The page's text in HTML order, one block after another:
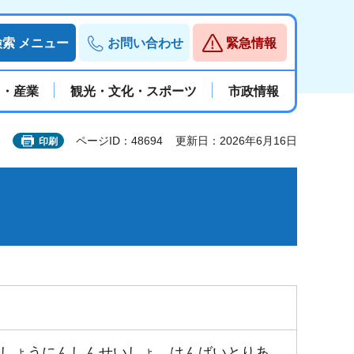
索 メニュー お問い合わせ 緊急情報
産業 観光・文化・スポーツ 市政情報
印刷 ページID：48694 更新日：2026年6月16日